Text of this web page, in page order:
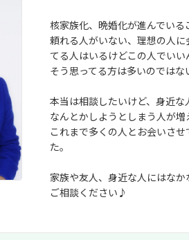
核家族化、晩婚化が進んでいる
頼れる人がいない、理想の人
てる人はいるけどこの人でい
そう思ってる方は多いのではな
本当は相談したいけど、身近
なんとかしようとしまう人が増
これまで多くの人とお会いさ
た。
家族や友人、身近な人にはな
ご相談ください♪